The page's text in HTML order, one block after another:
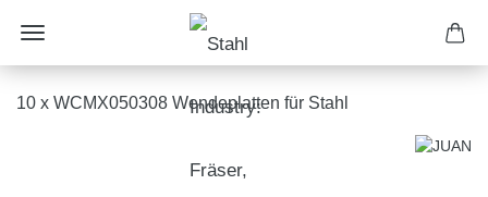
10 x WCMX050308 Wendeplatten für Stahl